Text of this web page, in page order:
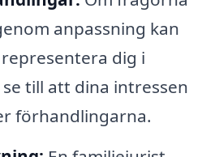
anpassning kan
dig i
till att dina intressen
förhandlingarna.